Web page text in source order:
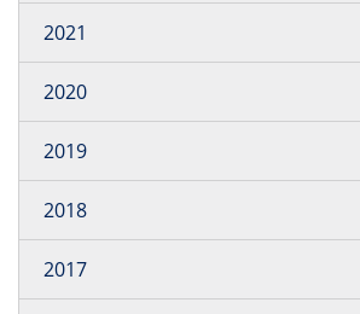
2021
2020
2019
2018
2017